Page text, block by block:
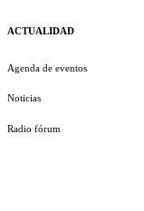
ACTUALIDAD
Agenda de eventos
Noticias
Radio fórum